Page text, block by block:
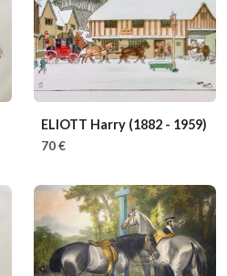
ELIOTT Harry (1882 - 1959)
70 €